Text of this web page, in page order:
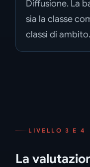
Diffusione. La
sia la classe
classi di ambito.
LIVELLO 3 E 4
La